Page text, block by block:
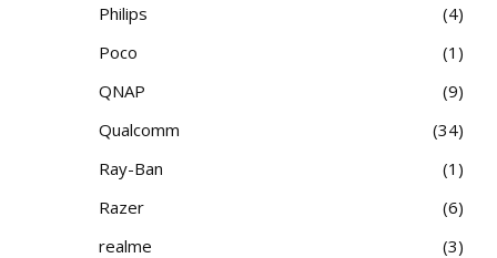
Philips
4
Poco
1
QNAP
9
Qualcomm
34
Ray-Ban
1
Razer
6
realme
3